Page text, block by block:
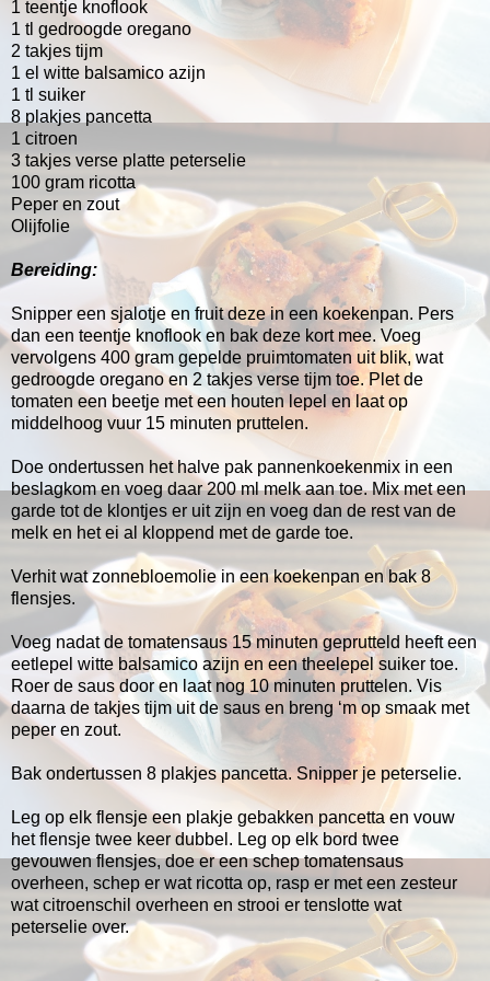
1 teentje knoflook
1 tl gedroogde oregano
2 takjes tijm
1 el witte balsamico azijn
1 tl suiker
8 plakjes pancetta
1 citroen
3 takjes verse platte peterselie
100 gram ricotta
Peper en zout
Olijfolie
Bereiding:
Snipper een sjalotje en fruit deze in een koekenpan. Pers
dan een teentje knoflook en bak deze kort mee. Voeg
vervolgens 400 gram gepelde pruimtomaten uit blik, wat
gedroogde oregano en 2 takjes verse tijm toe. Plet de
tomaten een beetje met een houten lepel en laat op
middelhoog vuur 15 minuten pruttelen.
Doe ondertussen het halve pak pannenkoekenmix in een
beslagkom en voeg daar 200 ml melk aan toe. Mix met een
garde tot de klontjes er uit zijn en voeg dan de rest van de
melk en het ei al kloppend met de garde toe.
Verhit wat zonnebloemolie in een koekenpan en bak 8
flensjes.
Voeg nadat de tomatensaus 15 minuten geprutteld heeft een
eetlepel witte balsamico azijn en een theelepel suiker toe.
Roer de saus door en laat nog 10 minuten pruttelen. Vis
daarna de takjes tijm uit de saus en breng ‘m op smaak met
peper en zout.
Bak ondertussen 8 plakjes pancetta. Snipper je peterselie.
Leg op elk flensje een plakje gebakken pancetta en vouw
het flensje twee keer dubbel. Leg op elk bord twee
gevouwen flensjes, doe er een schep tomatensaus
overheen, schep er wat ricotta op, rasp er met een zesteur
wat citroenschil overheen en strooi er tenslotte wat
peterselie over.